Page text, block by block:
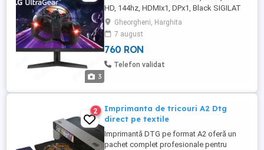
3
HD, 144hz, HDMIx1, DPx1, Black SIGILAT
Garantie Expira la 31 Dec 2028 Specificatii
Gama: Gaming Putere consumata: 28 W
30.2 W Greutate: 3.94 Kg Lungime: 540.8
mm Latime: 180.5 mm Inaltime: 408.9 mm
Consum energie electrica 1000 ore: 18
Gheorgheni, Harghita
7 august
760 RON
Telefon validat
2
Imprimanta de tricouri A2 Dtg
direct pe textile
Imprimantă DTG pe format A2 oferă un
pachet complet profesionale pentru